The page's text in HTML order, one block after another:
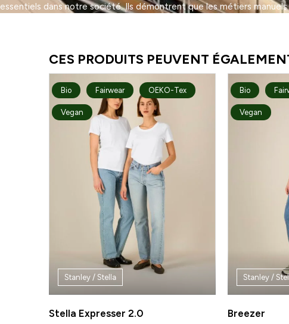
essentiels dans notre société. Ils démontrent que les métiers
CES PRODUITS PEUVENT
Bio Fairwear OEKO-Tex
Vegan
Stanley / Stella
Stella Expresser 2.0
Bio
Vegan
Stanley /
Breezer